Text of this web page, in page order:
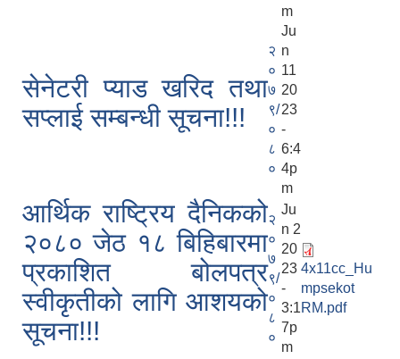
m
सेनेटरी प्याड खरिद तथा
सप्लाई सम्बन्धी सूचना!!!
२
०
७
९/
०
८
०
Ju
n
11
20
23
-
6:4
4p
m
आर्थिक राष्ट्रिय दैनिकको
२०८० जेठ १८ बिहिबारमा
प्रकाशित बोलपत्र
स्वीकृतीको लागि आशयको
सूचना!!!
२
०
७
९/
०
८
०
Ju
n 2
20
23
-
3:1
7p
m
4x11cc_Hu
mpsekot
RM.pdf